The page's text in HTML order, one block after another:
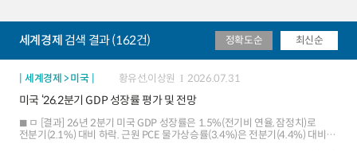
증가 : ADR로 상장된 중국기업이 MSCI 신흥국지수에 포함되면서중국비중이
작년 12/1일과 금년 6/1일 2단계에 걸쳐 2%p 늘어나고 한국비중은 0.5%p
내외감소. 이에 따라 6/1일 전후로 4,500억원의 순매도 추정ㅇ 국내 경제지표 :
아직까지뚜렷한 개선 모멘텀을 보이지 않고 있는 상황ㅁ 앞으로 유가 반등 등
재차 부각되면서 외국인의 주식순매수가 둔화되거나 순매도를 보일가능성에
성향이 큰 상황에서Brexit, 그리스 재정위기 재연 등 불안요인이 상당ㅇ
외국인의 국내증시 투자가 대내요인보다 대외 리스크에 민감한 점을 감안하여
세계경제 검색 결과 (162건) 정확도순 최신순
세계경제 > 미국 황유선,이상원 2026.07.31
미국 ‘26.2분기 GDP 성장률 평가 및 전망
ㅁ [결과] 26년 2분기 미국 GDP 성장률은 1.5%(전기비 연율, 잠정치)로
전분기(2.1%) 대비 하락. 근원 PCE 물가상승률(3.4%)은 전분기(4.4%) 대비